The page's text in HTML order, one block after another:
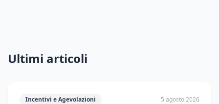
Ultimi articoli
Incentivi e Agevolazioni 5 agosto 2026